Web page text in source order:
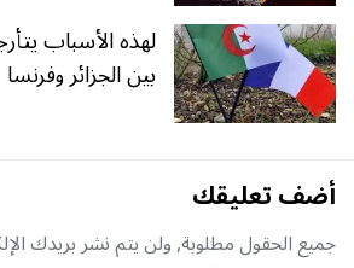
لهذه الأسباب
بين الجزائر وفرنسا
أضف تعليقك
جميع الحقول مطلوبة, ولن يتم نشر بريدك